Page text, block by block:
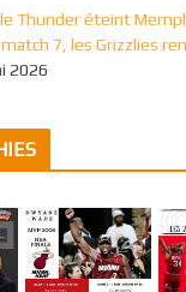
Thunder éteint
7, les Grizzlies
2026